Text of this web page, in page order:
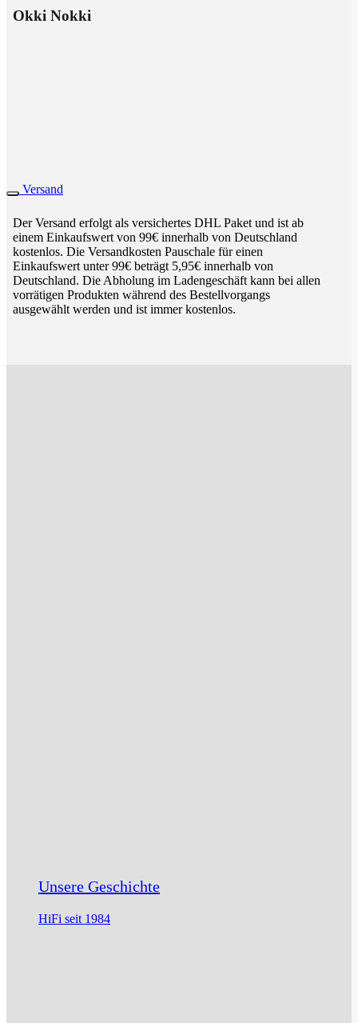
Unsere Geschichte
HiFi seit 1984
Okki Nokki
Versand
Der Versand erfolgt als versichertes DHL Paket und ist ab
einem Einkaufswert von 99€ innerhalb von Deutschland
kostenlos. Die Versandkosten Pauschale für einen
Einkaufswert unter 99€ beträgt 5,95€ innerhalb von
Deutschland. Die Abholung im Ladengeschäft kann bei allen
vorrätigen Produkten während des Bestellvorgangs
ausgewählt werden und ist immer kostenlos.